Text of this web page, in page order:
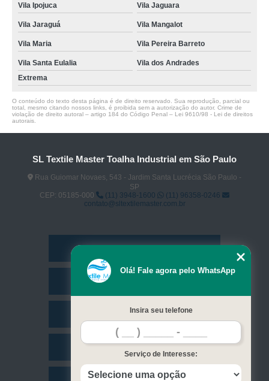
Vila Ipojuca Vila Jaguara
Vila Jaraguá Vila Mangalot
Vila Maria Vila Pereira Barreto
Vila Santa Eulalia
Vila dos Andrades
Extrema
O conteúdo do texto desta página é de direito reservado. Sua reprodução, parcial ou
total, mesmo citando nossos links, é proibida sem a autorização do autor. Crime de
violação de direito autoral – artigo 184 do Código Penal – Lei 9610/98 - Lei de direitos
autorais
SL Textile Master Toalha Industrial em São Paulo
Rua Guiomar Novaes, 543 - Jardim Santa Lucrécia São Paulo -
SP
CEP: 05185-000
(11) 3948-1600
(11) 96358-0246
contato@sltextilemaster.com.br
Missão
Olá! Fale agora pelo WhatsApp
Insira seu telefone
Serviço de Interesse: